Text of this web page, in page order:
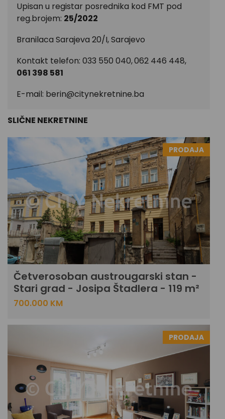
Upisan u registar posrednika kod FMT pod
reg.brojem: 25/2022
Branilaca Sarajeva 20/I, Sarajevo
Kontakt telefon: 033 550 040,062 446 448,
061 398 581
E-mail: berin@citynekretnine.ba
SLIČNE NEKRETNINE
PRODAJA
Četverosoban austrougarski stan -
Stari grad - Josipa Štadlera - 119 m²
700.000 KM
PRODAJA